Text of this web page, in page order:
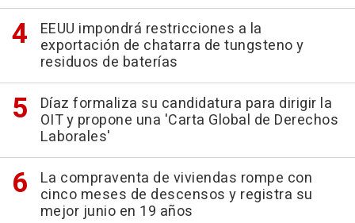
EEUU impondrá restricciones a la
exportación de chatarra de tungsteno y
residuos de baterías
Díaz formaliza su candidatura para dirigir la
OIT y propone una 'Carta Global de Derechos
Laborales'
La compraventa de viviendas rompe con
cinco meses de descensos y registra su
mejor junio en 19 años